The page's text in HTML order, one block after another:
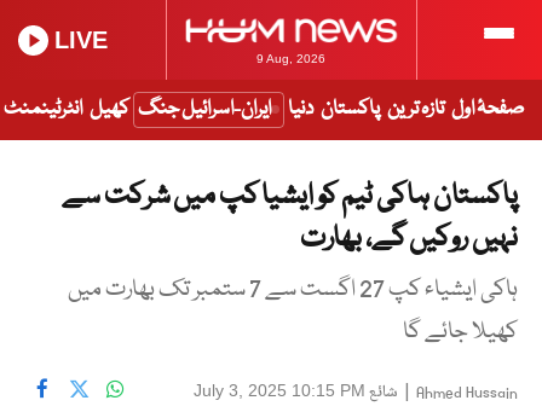
9 Aug, 2026
LIVE
صفحۂ اول تازہ ترین پاکستان دنیا ایران-اسرائیل جنگ کھیل انٹرٹینمنٹ
پاکستان ہاکی ٹیم کو ایشیا کپ میں شرکت سے
نہیں روکیں گے، بھارت
ہاکی ایشیاء کپ 27 اگست سے 7 ستمبر تک بھارت میں
کھیلا جائے گا
Ahmed Hussain
| شائع July 3, 2025 10:15 PM